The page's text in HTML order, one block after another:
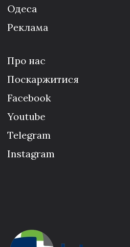
Одеса
Реклама
Про нас
Поскаржитися
Facebook
Youtube
Telegram
Instagram